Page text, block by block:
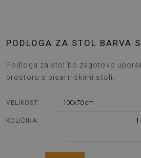
PODLOGA ZA STOL BARVA
Podloga za stol bo zagotovo
prostoru s pisarniškimi stoli.
VELIKOST: 100x70 cm
KOLIČINA: 1